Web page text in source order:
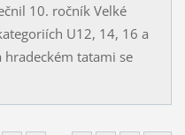
10. ročník Velké
U12, 14, 16 a
hradeckém tatami se